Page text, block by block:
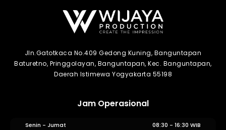
Jln.Gatotkaca No.409 Gedong Kuning, Banguntapan
Baturetno, Pringgolayan, Banguntapan, Kec. Banguntapan,
Daerah Istimewa Yogyakarta 55198
Jam Operasional
Senin - Jumat
08:30 - 16:30 WIB